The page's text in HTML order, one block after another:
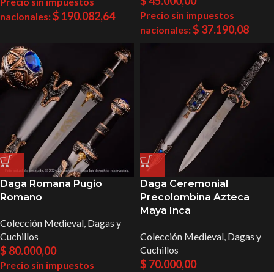
nacionales:$ 190.082,64
Precio sin impuestos
nacionales:$ 37.190,08
Daga Romana Pugio
Romano
Colección Medieval, Dagas y
Cuchillos
$ 80.000,00
Precio sin impuestos
Daga Ceremonial
Precolombina Azteca
Maya Inca
Colección Medieval, Dagas y
Cuchillos
$ 70.000,00